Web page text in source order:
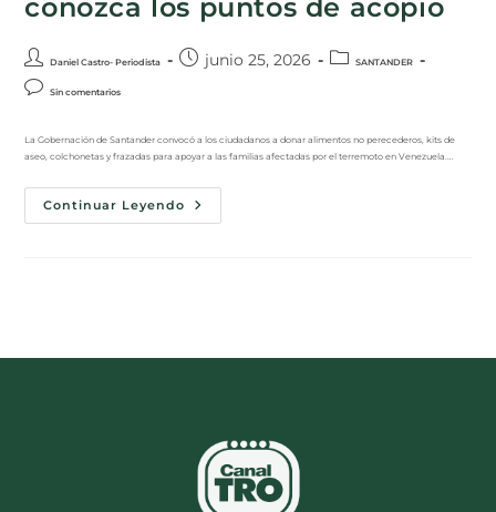
conozca los puntos de acopio
Daniel Castro- Periodista junio 25, 2026 SANTANDER
Sin comentarios
La Gobernación de Santander convocó a los ciudadanos a donar alimentos no perecederos, kits de
aseo, colchonetas y frazadas para apoyar a las familias afectadas por el terremoto en Venezuela.…
Continuar Leyendo